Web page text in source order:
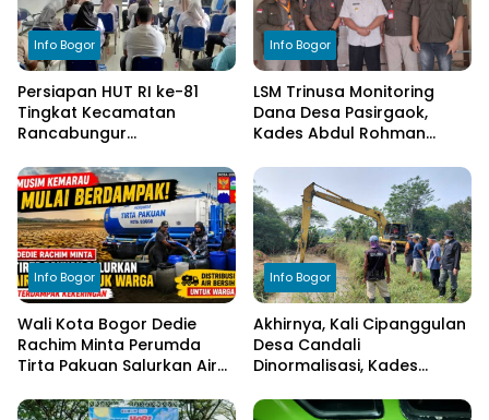
Info Bogor
Persiapan HUT RI ke-81
Tingkat Kecamatan
Rancabungur
Cimulang, Libatkan Seluruh
Elemen Masyarakat
Info Bogor
LSM Trinusa Monitoring
Dana Desa Pasirgaok,
Kades Abdul Rohman
Transparansi Pengelolaan
Anggaran
Info Bogor
Wali Kota Bogor Dedie
Rachim Minta Perumda
Tirta Pakuan Salurkan Air
Terdampak Kekeringan
Info Bogor
Akhirnya, Kali Cipanggulan
Desa Candali
Dinormalisasi, Kades
kepada Bupati Bogor